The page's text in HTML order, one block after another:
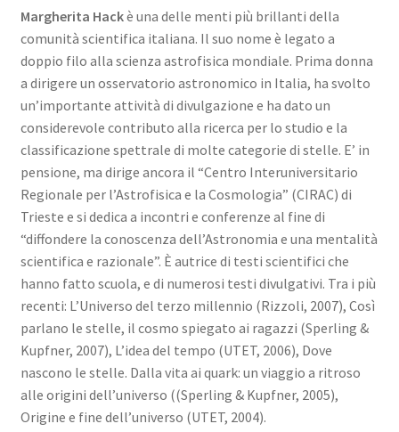
Margherita Hackè una delle menti più brillanti della
comunità scientifica italiana. Il suo nome è legato a
doppio filo alla scienza astrofisica mondiale. Prima donna
a dirigere un osservatorio astronomico in Italia, ha svolto
un’importante attività di divulgazione e ha dato un
considerevole contributo alla ricerca per lo studio e la
classificazione spettrale di molte categorie di stelle. E’ in
pensione, ma dirige ancora il “Centro Interuniversitario
Regionale per l’Astrofisica e la Cosmologia” (CIRAC) di
Trieste e si dedica a incontri e conferenze al fine di
“diffondere la conoscenza dell’Astronomia e una mentalità
scientifica e razionale”. È autrice di testi scientifici che
hanno fatto scuola, e di numerosi testi divulgativi. Tra i più
recenti: L’Universo del terzo millennio (Rizzoli, 2007), Così
parlano le stelle, il cosmo spiegato ai ragazzi (Sperling &
Kupfner, 2007), L’idea del tempo (UTET, 2006), Dove
nascono le stelle. Dalla vita ai quark: un viaggio a ritroso
alle origini dell’universo ((Sperling & Kupfner, 2005),
Origine e fine dell’universo (UTET, 2004).